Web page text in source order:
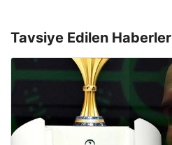
Tavsiye Edilen Haberler